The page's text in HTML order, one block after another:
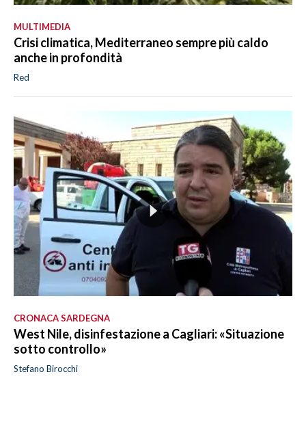
MULTIMEDIA
Crisi climatica, Mediterraneo sempre più caldo
anche in profondità
Red
CRONACA SARDEGNA
West Nile, disinfestazione a Cagliari: «Situazione
sotto controllo»
Stefano Birocchi